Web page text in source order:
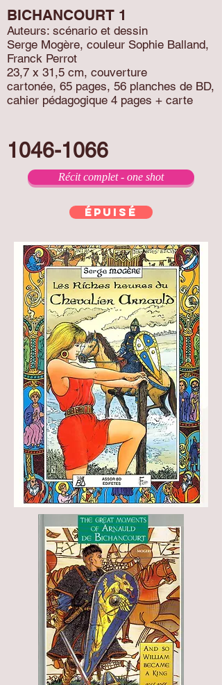
BICHANCOURT 1
Auteurs: scénario et dessin
Serge Mogère, couleur Sophie Balland,
Franck Perrot
23,7 x 31,5 cm, couverture
cartonée, 65 pages, 56 planches de BD,
cahier pédagogique 4 pages + carte
1046-1066
Récit complet - one shot
épuisé